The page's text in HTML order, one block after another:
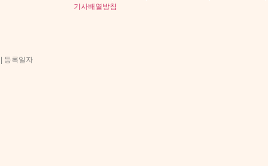
기사배열방침
등록일자